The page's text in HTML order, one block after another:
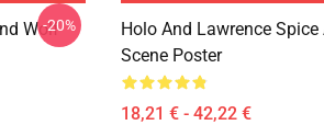
Wolf-20%
Holo And Lawrence
Scene Poster
18,21 € - 42,22 €